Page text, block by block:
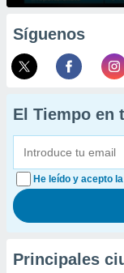
Síguenos
El Tiempo en
He leído y acepto
Principales